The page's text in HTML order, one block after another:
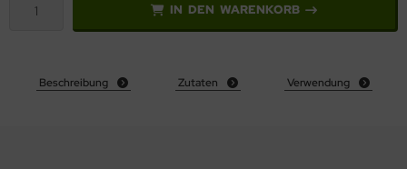
IN DEN WARENKORB
Beschreibung Zutaten Verwendung